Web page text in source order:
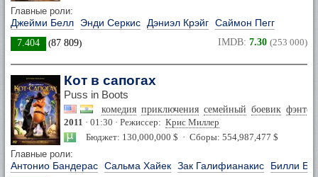
Главные роли:
Джейми Белл Энди Серкис Дэниэл Крэйг Саймон Пегг
7.404 (87 809) IMDB: 7.30 (253 000)
Кот в сапогах
Puss in Boots
комедия приключения семейный боевик
2011 · 01:30 · Режиссер: Крис Миллер
Бюджет: 130,000,000 $ · Сборы: 554,987,477 $
Главные роли:
Антонио Бандерас Сальма Хайек Зак Галифианакис Билли